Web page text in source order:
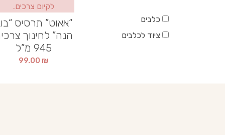
כלבים
ציוד לכלבים
“אאוט” תרסיס
הנה” לחינוך
945 מ”ל​
99.00 ₪